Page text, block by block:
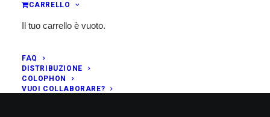
CARRELLO
Il tuo carrello è vuoto.
FAQ
DISTRIBUZIONE
COLOPHON
VUOI COLLABORARE?